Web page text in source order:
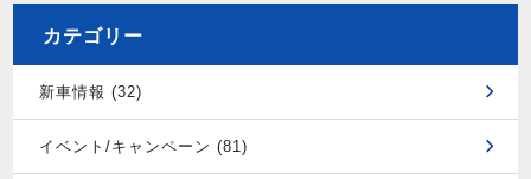
カテゴリー
新車情報 (32)
イベント/キャンペーン (81)